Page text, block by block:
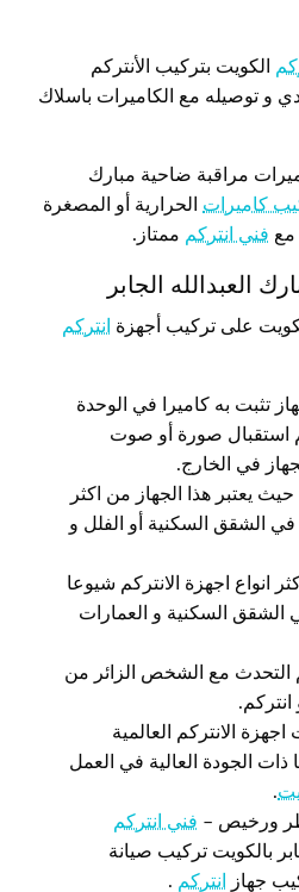
الكويت بتركيب الأنتركم
و توصيله مع الكاميرات باسلاك
مراقبة ضاحية مبارك
كاميرات الحرارية أو المصغرة
مع فني انتركم ممتاز.
العبدالله الجابر
على تركيب أجهزة
انتركم
تثبت به كاميرا في الوحدة
استقبال صورة أو صوت
في الخارج.
يعتبر هذا الجهاز من اكثر
في الشقق السكنية أو الفلل و
انواع اجهزة الانتركم شيوعا
الشقق السكنية و العمارات
التحدث مع الشخص الزائر من
الانتركم العالمية
ذات الجودة العالية في العمل
.
ورخيص – فني انتركم
بالكويت تركيب صيانة
جهاز
انتركم .